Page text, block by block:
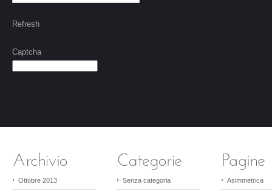
Refresh
Captcha
Ottobre 2013 Senza categoria Asimmetrica